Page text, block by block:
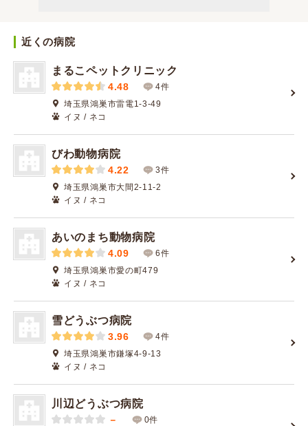
近くの病院
まるこペットクリニック
4.48
4件
埼玉県鴻巣市雷電1-3-49
イヌ / ネコ
びわ動物病院
4.22
3件
埼玉県鴻巣市大間2-11-2
イヌ / ネコ
あいのまち動物病院
4.09
6件
埼玉県鴻巣市愛の町479
イヌ / ネコ
雪どうぶつ病院
3.96
4件
埼玉県鴻巣市鎌塚4-9-13
イヌ / ネコ
川辺どうぶつ病院
－
0件